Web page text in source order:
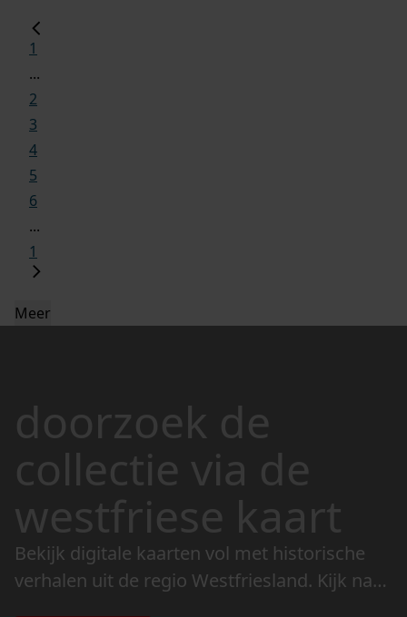
1
...
2
3
4
5
6
...
1
Meer
doorzoek de
collectie via de
westfriese kaart
Bekijk digitale kaarten vol met historische
verhalen uit de regio Westfriesland. Kijk naar